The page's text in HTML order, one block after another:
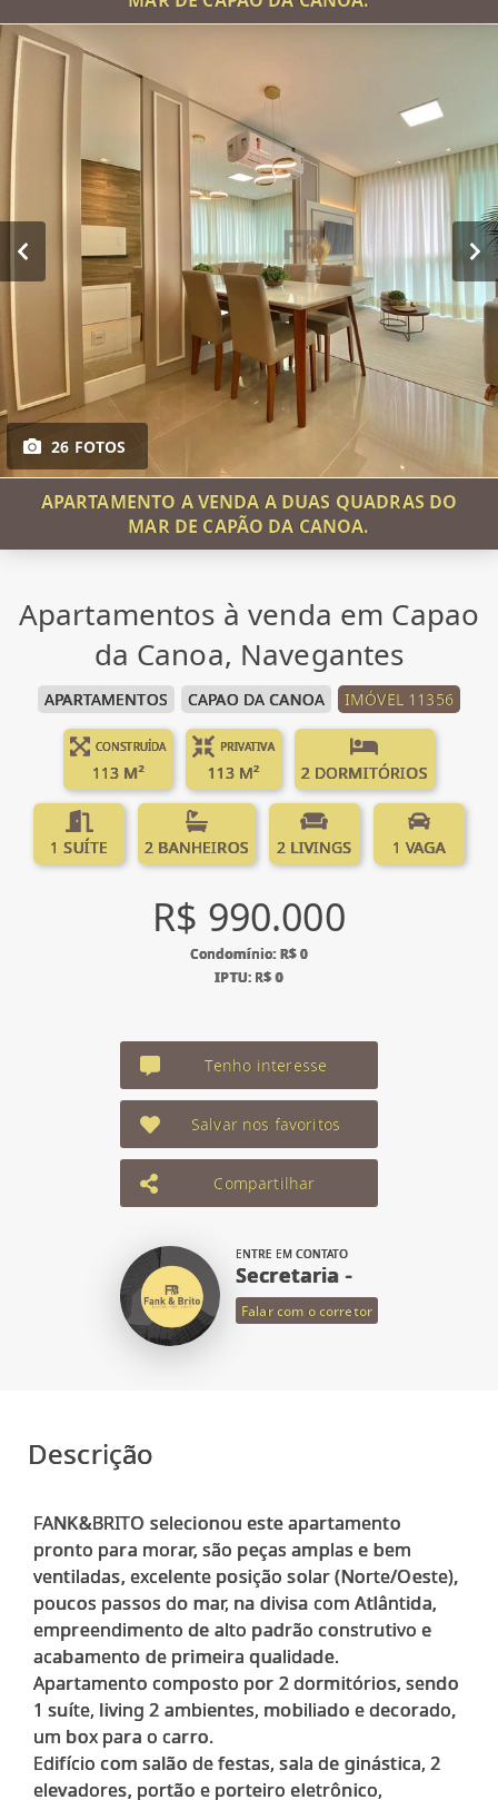
26 FOTOS
APARTAMENTO A VENDA A DUAS QUADRAS DO
MAR DE CAPÃO DA CANOA.
Apartamentos à venda em Capao
da Canoa, Navegantes
APARTAMENTOS CAPAO DA CANOA IMÓVEL 11356
CONSTRUÍDA
113 M²
PRIVATIVA
113 M² 2 DORMITÓRIOS
1 SUÍTE 2 BANHEIROS 2 LIVINGS 1 VAGA
R$ 990.000
Condomínio: R$ 0
IPTU: R$ 0
Tenho interesse
Salvar nos favoritos
Compartilhar
ENTRE EM CONTATO
Secretaria -
Falar com o corretor
Descrição
FANK&BRITO selecionou este apartamento
pronto para morar, são peças amplas e bem
ventiladas, excelente posição solar (Norte/Oeste),
poucos passos do mar, na divisa com Atlântida,
empreendimento de alto padrão construtivo e
acabamento de primeira qualidade.
Apartamento composto por 2 dormitórios, sendo
1 suíte, living 2 ambientes, mobiliado e decorado,
um box para o carro.
Edifício com salão de festas, sala de ginástica, 2
elevadores, portão e porteiro eletrônico,